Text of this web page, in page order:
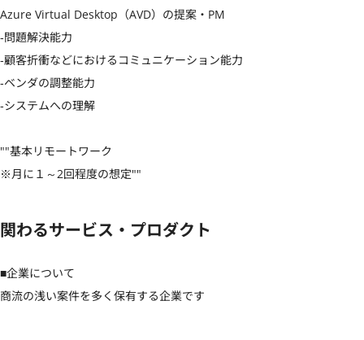
Azure Virtual Desktop（AVD）の提案・PM
‐問題解決能力
‐顧客折衝などにおけるコミュニケーション能力
‐ベンダの調整能力
‐システムへの理解
""基本リモートワーク
※月に１～2回程度の想定""
関わるサービス・プロダクト
■企業について
商流の浅い案件を多く保有する企業です